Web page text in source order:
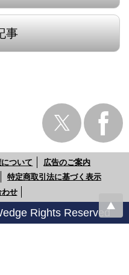
事
ついて
広告のご案内
特定商取引法に基づく表示
わせ
Rights Reserved